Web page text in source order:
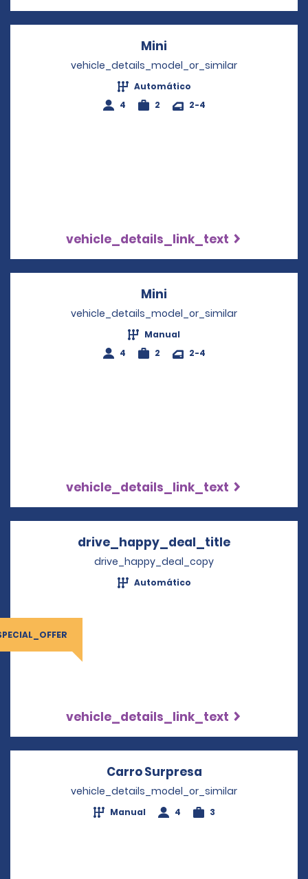
Mini
vehicle_details_model_or_similar
Automático
4
2 2-4
vehicle_details_link_text
Mini
vehicle_details_model_or_similar
Manual
4
2 2-4
vehicle_details_link_text
drive_happy_deal_title
drive_happy_deal_copy
Automático
vehicle_details_link_text
Carro Surpresa
vehicle_details_model_or_similar
Manual 4 3